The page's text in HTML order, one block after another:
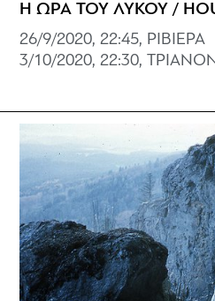
Η ΩΡΑ ΤΟΥ ΛΥΚΟΥ /
26/9/2020, 22:45, ΡΙΒΙΕΡΑ
3/10/2020, 22:30,